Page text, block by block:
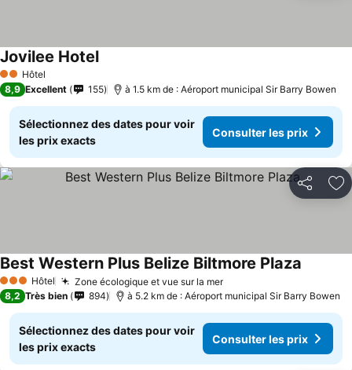
2 Étoiles
Hôtel
Jovilee Hotel
8,9 Excellent 155 à 1.5 km de : Aéroport municipal Sir Barry Bowen
Sélectionnez des dates pour voir
les prix exacts
Consulter les prix
Partager
3 ÉtoilesHôtel Zone écologique et vue sur la mer
Best Western Plus Belize Biltmore Plaza
8,2 Très bien 894 à 5.2 km de : Aéroport municipal Sir Barry Bowen
Sélectionnez des dates pour voir
les prix exacts
Consulter les prix